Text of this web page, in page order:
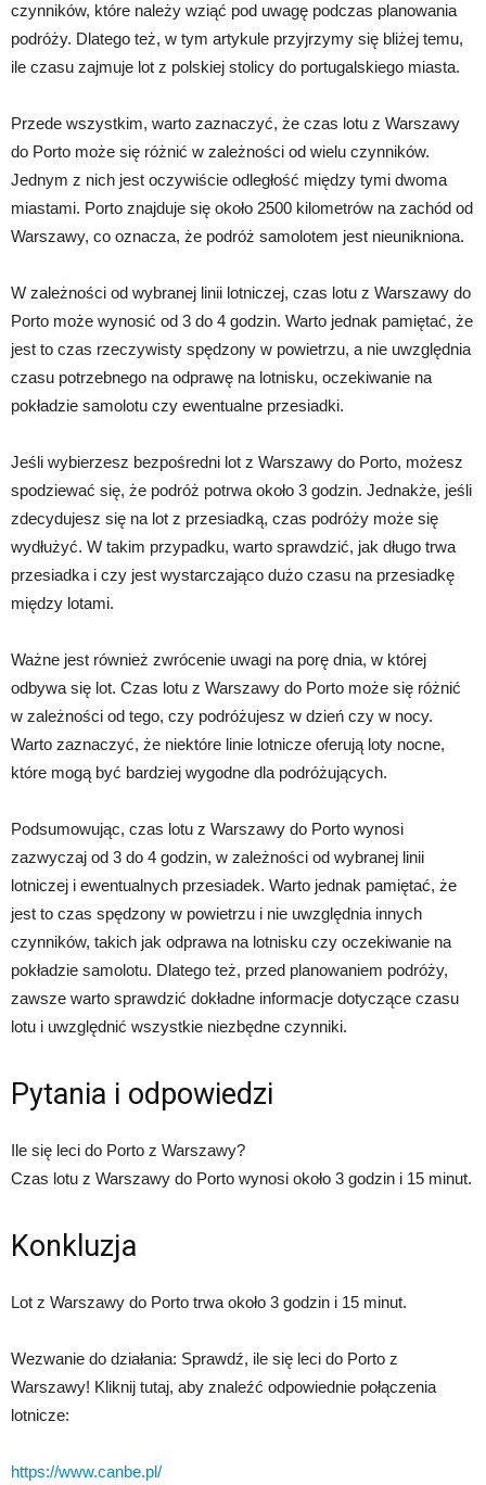
czynników, które należy wziąć pod uwagę podczas planowania
podróży. Dlatego też, w tym artykule przyjrzymy się bliżej temu,
ile czasu zajmuje lot z polskiej stolicy do portugalskiego miasta.
Przede wszystkim, warto zaznaczyć, że czas lotu z Warszawy
do Porto może się różnić w zależności od wielu czynników.
Jednym z nich jest oczywiście odległość między tymi dwoma
miastami. Porto znajduje się około 2500 kilometrów na zachód od
Warszawy, co oznacza, że podróż samolotem jest nieunikniona.
W zależności od wybranej linii lotniczej, czas lotu z Warszawy do
Porto może wynosić od 3 do 4 godzin. Warto jednak pamiętać, że
jest to czas rzeczywisty spędzony w powietrzu, a nie uwzględnia
czasu potrzebnego na odprawę na lotnisku, oczekiwanie na
pokładzie samolotu czy ewentualne przesiadki.
Jeśli wybierzesz bezpośredni lot z Warszawy do Porto, możesz
spodziewać się, że podróż potrwa około 3 godzin. Jednakże, jeśli
zdecydujesz się na lot z przesiadką, czas podróży może się
wydłużyć. W takim przypadku, warto sprawdzić, jak długo trwa
przesiadka i czy jest wystarczająco dużo czasu na przesiadkę
między lotami.
Ważne jest również zwrócenie uwagi na porę dnia, w której
odbywa się lot. Czas lotu z Warszawy do Porto może się różnić
w zależności od tego, czy podróżujesz w dzień czy w nocy.
Warto zaznaczyć, że niektóre linie lotnicze oferują loty nocne,
które mogą być bardziej wygodne dla podróżujących.
Podsumowując, czas lotu z Warszawy do Porto wynosi
zazwyczaj od 3 do 4 godzin, w zależności od wybranej linii
lotniczej i ewentualnych przesiadek. Warto jednak pamiętać, że
jest to czas spędzony w powietrzu i nie uwzględnia innych
czynników, takich jak odprawa na lotnisku czy oczekiwanie na
pokładzie samolotu. Dlatego też, przed planowaniem podróży,
zawsze warto sprawdzić dokładne informacje dotyczące czasu
lotu i uwzględnić wszystkie niezbędne czynniki.
Pytania i odpowiedzi
Ile się leci do Porto z Warszawy?
Czas lotu z Warszawy do Porto wynosi około 3 godzin i 15 minut.
Konkluzja
Lot z Warszawy do Porto trwa około 3 godzin i 15 minut.
Wezwanie do działania: Sprawdź, ile się leci do Porto z
Warszawy! Kliknij tutaj, aby znaleźć odpowiednie połączenia
lotnicze:
https://www.canbe.pl/